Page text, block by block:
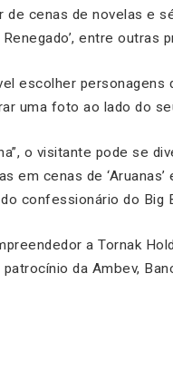
cenas de novelas e
Renegado’, entre outras
escolher personagens
uma foto ao lado do
o visitante pode se
cenas de ‘Aruanas’
confessionário do Big
a Tornak
da Ambev,